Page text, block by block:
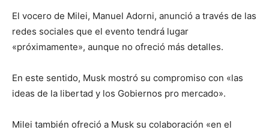
El vocero de Milei, Manuel Adorni, anunció a través de las
redes sociales que el evento tendrá lugar
«próximamente», aunque no ofreció más detalles.
En este sentido, Musk mostró su compromiso con «las
ideas de la libertad y los Gobiernos pro mercado».
Milei también ofreció a Musk su colaboración «en el